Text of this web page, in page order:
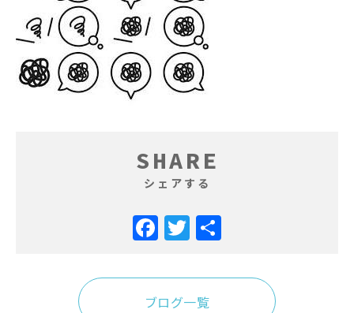
SHARE
シェアする
Facebook
Twitter
ブログ一覧